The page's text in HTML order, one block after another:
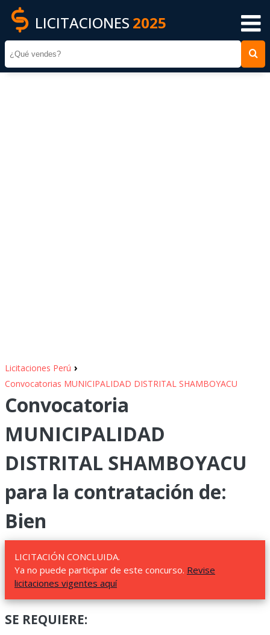
LICITACIONES 2025
Licitaciones Perú ›
Convocatorias MUNICIPALIDAD DISTRITAL SHAMBOYACU
Convocatoria
MUNICIPALIDAD
DISTRITAL SHAMBOYACU
para la contratación de:
Bien
LICITACIÓN CONCLUIDA.
Ya no puede participar de este concurso. Revise
licitaciones vigentes aquí
SE REQUIERE: